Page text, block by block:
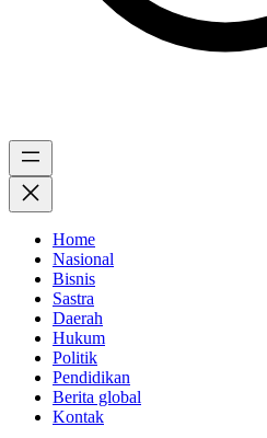
Home
Nasional
Bisnis
Sastra
Daerah
Hukum
Politik
Pendidikan
Berita global
Kontak